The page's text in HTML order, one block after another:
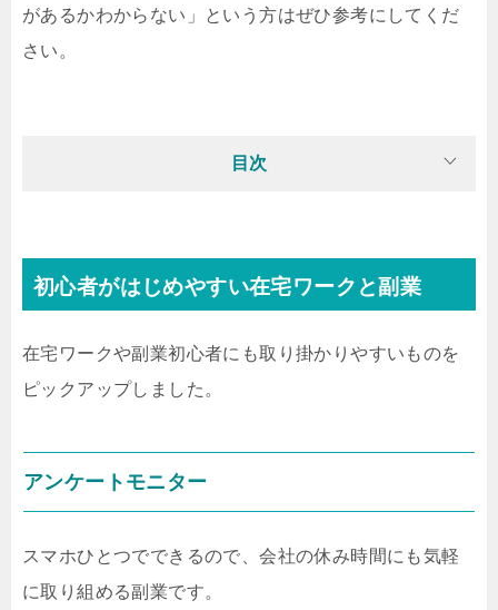
があるかわからない」という方はぜひ参考にしてくだ
さい。
目次
初心者がはじめやすい在宅ワークと副業
在宅ワークや副業初心者にも取り掛かりやすいものを
ピックアップしました。
アンケートモニター
スマホひとつでできるので、会社の休み時間にも気軽
に取り組める副業です。